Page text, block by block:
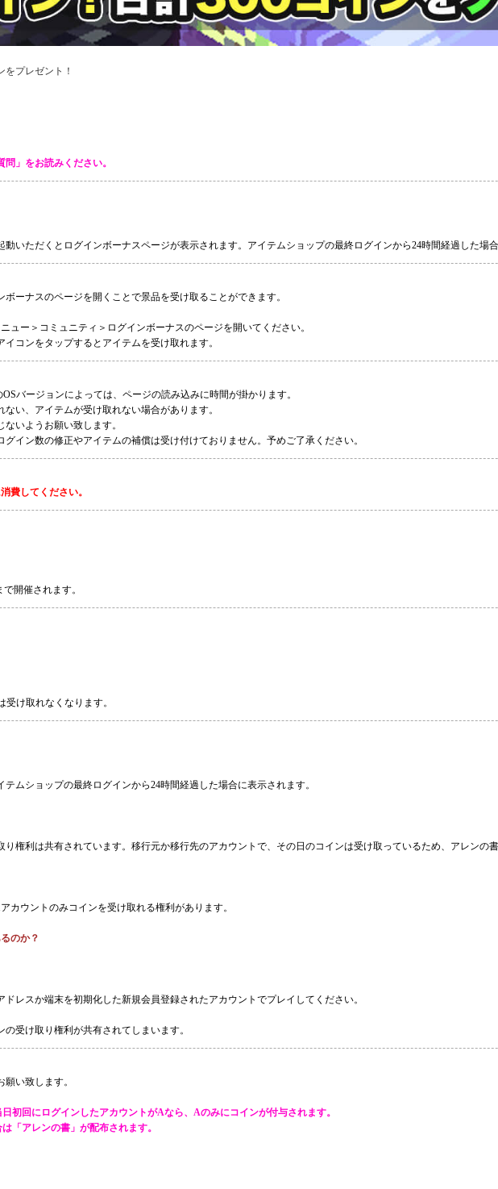
プレゼント！
」をお読みください。
いただくとログインボーナスページが表示されます。アイテムショップの最終ログインから24時間経過した場合
ーナスのページを開くことで景品を受け取ることができます。
ュー＞コミュニティ＞ログインボーナスのページを開いてください。
コンをタップするとアイテムを受け取れます。
バージョンによっては、ページの読み込みに時間が掛かります。
い、アイテムが受け取れない場合があります。
いようお願い致します。
イン数の修正やアイテムの補償は受け付けておりません。予めご了承ください。
費してください。
開催されます。
受け取れなくなります。
ムショップの最終ログインから24時間経過した場合に表示されます。
権利は共有されています。移行元か移行先のアカウントで、その日のコインは受け取っているため、アレンの書
カウントのみコインを受け取れる権利があります。
のか？
レスか端末を初期化した新規会員登録されたアカウントでプレイしてください。
受け取り権利が共有されてしまいます。
い致します。
初回にログインしたアカウントがAなら、Aのみにコインが付与されます。
「アレンの書」が配布されます。